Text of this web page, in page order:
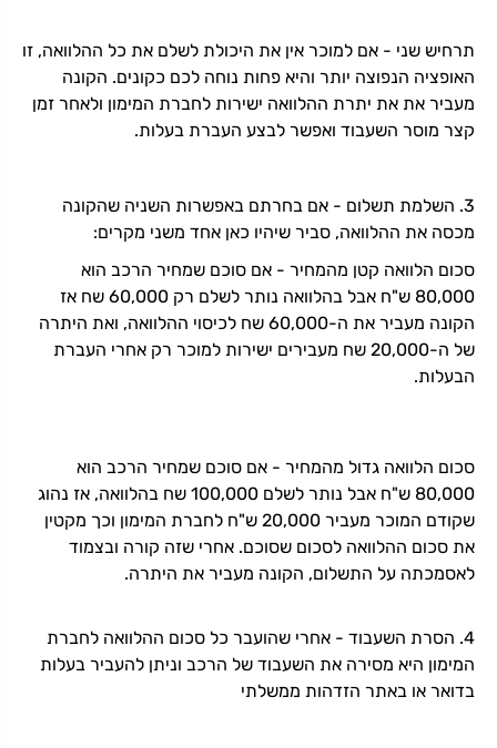
תרחיש שני - אם למוכר אין את היכולת לשלם את כל ההלוואה, זו
האופציה הנפוצה יותר והיא פחות נוחה לכם כקונים. הקונה
מעביר את את יתרת ההלוואה ישירות לחברת המימון ולאחר זמן
קצר מוסר השעבוד ואפשר לבצע העברת בעלות.
3. השלמת תשלום - אם בחרתם באפשרות השניה שהקונה
מכסה את ההלוואה, סביר שיהיו כאן אחד משני מקרים:
סכום הלוואה קטן מהמחיר - אם סוכם שמחיר הרכב הוא
80,000 ש"ח אבל בהלוואה נותר לשלם רק 60,000 שח אז
הקונה מעביר את ה-60,000 שח לכיסוי ההלוואה, ואת היתרה
של ה-20,000 שח מעבירים ישירות למוכר רק אחרי העברת
הבעלות.
סכום הלוואה גדול מהמחיר - אם סוכם שמחיר הרכב הוא
80,000 ש"ח אבל נותר לשלם 100,000 שח בהלוואה, אז נהוג
שקודם המוכר מעביר 20,000 ש"ח לחברת המימון וכך מקטין
את סכום ההלוואה לסכום שסוכם. אחרי שזה קורה ובצמוד
לאסמכתה על התשלום, הקונה מעביר את היתרה.
4. הסרת השעבוד - אחרי שהועבר כל סכום ההלוואה לחברת
המימון היא מסירה את השעבוד של הרכב וניתן להעביר בעלות
בדואר או באתר הזדהות ממשלתי